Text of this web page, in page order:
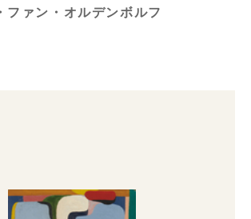
ファン・オルデンボルフ